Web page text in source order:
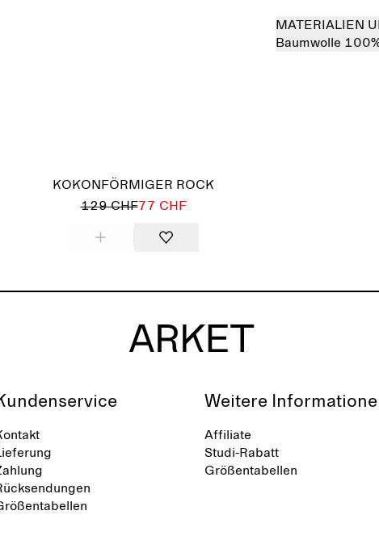
MATERIALIEN
Baumwolle
KOKONFÖRMIGER ROCK
129 CHF77 CHF
Weitere
Affiliate
Studi-Rabatt
Größentabellen